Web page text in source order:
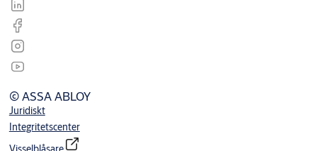
© ASSA ABLOY
Juridiskt
Integritetscenter